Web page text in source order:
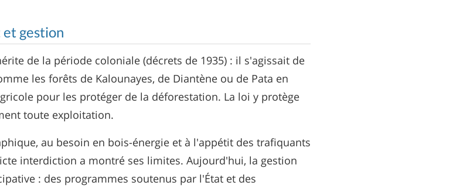
et gestion
de la période coloniale (décrets de 1935) : il s'agissait de
les forêts de Kalounayes, de Diantène ou de Pata en
pour les protéger de la déforestation. La loi y protège
toute exploitation.
au besoin en bois-énergie et à l'appétit des trafiquants
interdiction a montré ses limites. Aujourd'hui, la gestion
: des programmes soutenus par l'État et des